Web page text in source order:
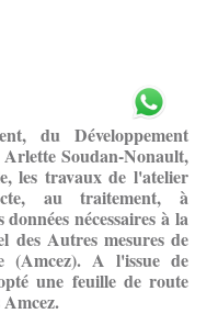
du Développement
Soudan-Nonault,
les travaux de l'atelier
au traitement, à
nécessaires à la
des Autres mesures de
(Amcez). A l'issue de
une feuille de route